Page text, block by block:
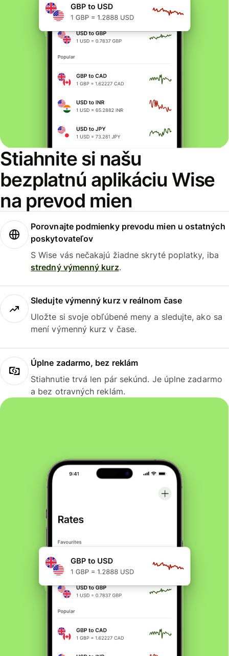
Stiahnite si našu
bezplatnú aplikáciu Wise
na prevod mien
Porovnajte podmienky prevodu mien u ostatných
poskytovateľov
S Wise vás nečakajú žiadne skryté poplatky, iba
stredný výmenný kurz.
Sledujte výmenný kurz v reálnom čase
Uložte si svoje obľúbené meny a sledujte, ako sa
mení výmenný kurz v čase.
Úplne zadarmo, bez reklám
Stiahnutie trvá len pár sekúnd. Je úplne zadarmo
a bez otravných reklám.